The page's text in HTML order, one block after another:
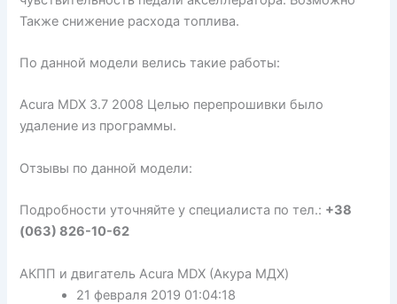
Также снижение расхода топлива.
По данной модели велись такие работы:
Acura MDX 3.7 2008 Целью перепрошивки было
удаление из программы.
Отзывы по данной модели:
Подробности уточняйте у специалиста по тел.: +38
(063) 826-10-62
АКПП и двигатель Acura MDX (Акура МДХ)
21 февраля 2019 01:04:18